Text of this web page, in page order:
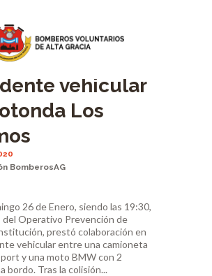
vehicular
Los
BomberosAG
26 de Enero, siendo las 19:30,
del Operativo Prevención de
prestó colaboración en
vehicular entre una camioneta
y una moto BMW con 2
bordo. Tras la colisión...